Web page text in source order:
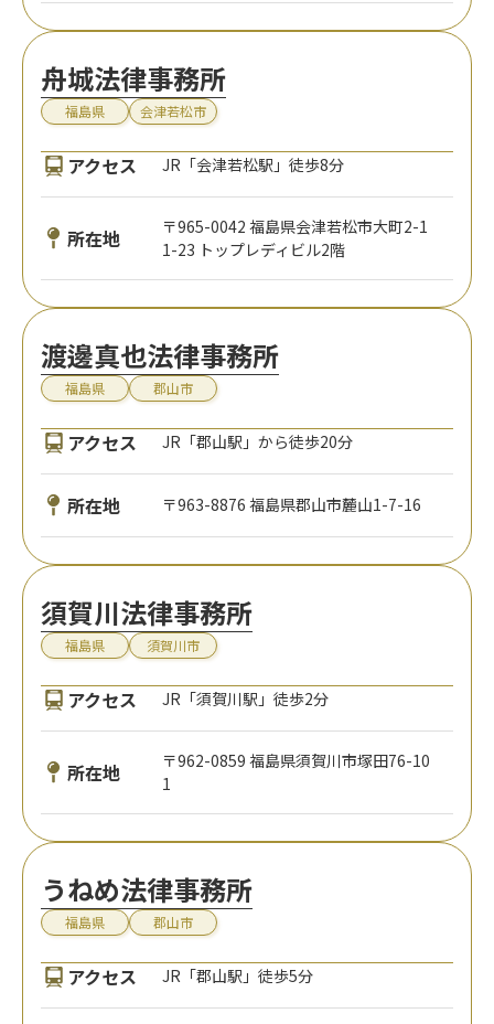
舟城法律事務所
福島県 会津若松市
アクセス JR「会津若松駅」徒歩8分
所在地
〒965-0042 福島県会津若松市大町2-1
1-23 トップレディビル2階
渡邊真也法律事務所
福島県 郡山市
アクセス JR「郡山駅」から徒歩20分
所在地 〒963-8876 福島県郡山市麓山1-7-16
須賀川法律事務所
福島県 須賀川市
アクセス JR「須賀川駅」徒歩2分
所在地
〒962-0859 福島県須賀川市塚田76-10
1
うねめ法律事務所
福島県 郡山市
アクセス JR「郡山駅」徒歩5分